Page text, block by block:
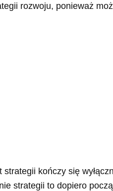
rozwoju, ponieważ
kończy się
strategii to dopiero